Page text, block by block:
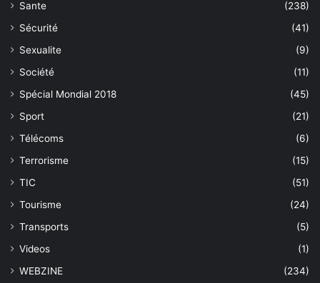
Sante
(238)
Sécurité
(41)
Sexualite
(9)
Société
(11)
Spécial Mondial 2018
(45)
Sport
(21)
Télécoms
(6)
Terrorisme
(15)
TIC
(51)
Tourisme
(24)
Transports
(5)
Videos
(1)
WEBZINE
(234)